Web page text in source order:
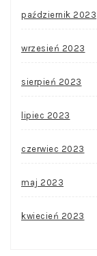
październik 2023
wrzesień 2023
sierpień 2023
lipiec 2023
czerwiec 2023
maj 2023
kwiecień 2023